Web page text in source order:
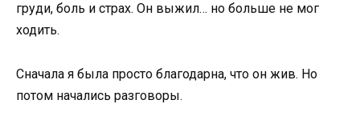
груди, боль и страх. Он выжил… но больше не мог
ходить.
Сначала я была просто благодарна, что он жив. Но
потом начались разговоры.